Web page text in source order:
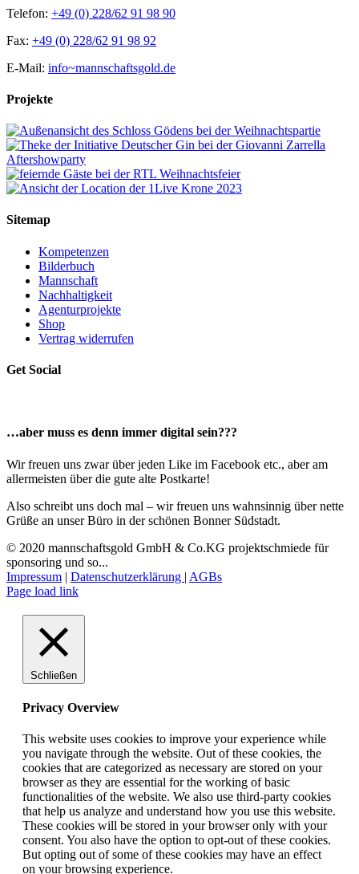
Telefon: +49 (0) 228/62 91 98 90
Fax: +49 (0) 228/62 91 98 92
E-Mail: info~mannschaftsgold.de
Projekte
Sitemap
Kompetenzen
Bilderbuch
Mannschaft
Nachhaltigkeit
Agenturprojekte
Shop
Vertrag widerrufen
Get Social
…aber muss es denn immer digital sein???
Wir freuen uns zwar über jeden Like im Facebook etc., aber am
allermeisten über die gute alte Postkarte!
Also schreibt uns doch mal – wir freuen uns wahnsinnig über nette
Grüße an unser Büro in der schönen Bonner Südstadt.
© 2020 mannschaftsgold GmbH & Co.KG projektschmiede für
sponsoring und so...
Impressum | Datenschutzerklärung | AGBs
Facebook
Instagram
LinkedIn
E-
Page load link
Schließen
Privacy Overview
This website uses cookies to improve your experience while
you navigate through the website. Out of these cookies, the
cookies that are categorized as necessary are stored on your
browser as they are essential for the working of basic
functionalities of the website. We also use third-party cookies
that help us analyze and understand how you use this website.
These cookies will be stored in your browser only with your
consent. You also have the option to opt-out of these cookies.
But opting out of some of these cookies may have an effect
on your browsing experience.